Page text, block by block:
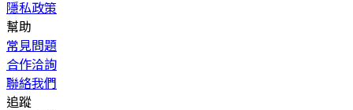
隱私政策
幫助
常見問題
合作洽詢
聯絡我們
追蹤